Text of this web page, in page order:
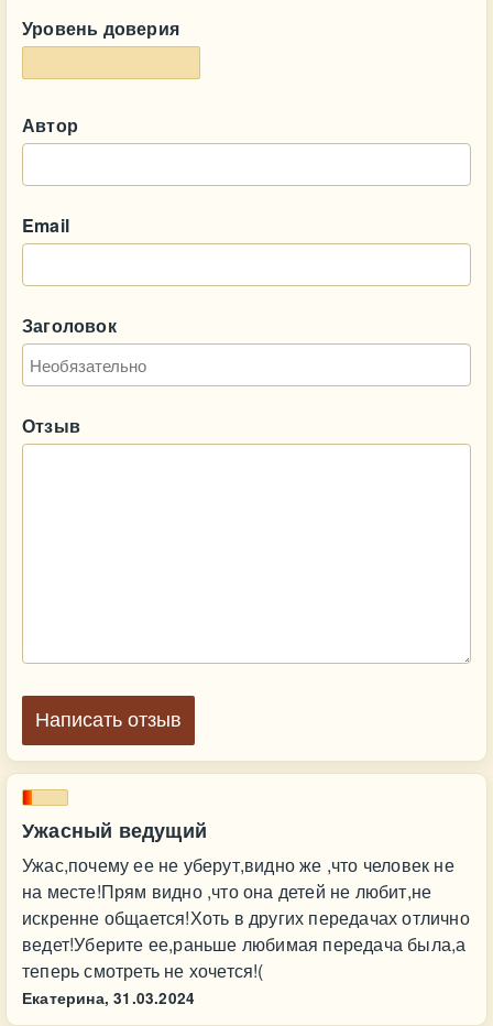
Ужасный ведущий
Ужас,почему ее не уберут,видно же ,что человек не
на месте!Прям видно ,что она детей не любит,не
искренне общается!Хоть в других передачах отлично
ведет!Уберите ее,раньше любимая передача была,а
теперь смотреть не хочется!(
Екатерина, 31.03.2024
Уровень доверия
Автор
Email
Заголовок
Отзыв
Написать отзыв